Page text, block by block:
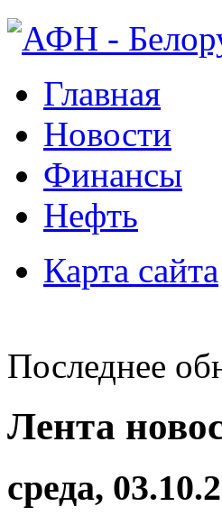
Главная
Новости
Финансы
Нефть
Карта сайта
Последнее
Лента
среда,